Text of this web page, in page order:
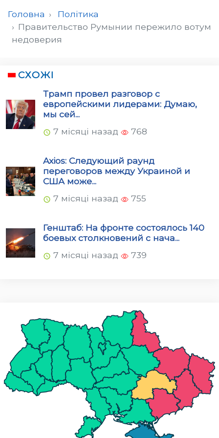
Головна
Політика
Правительство Румынии пережило вотум
недоверия
СХОЖІ
Трамп провел разговор с
европейскими лидерами: Думаю,
мы сей...
7 місяці назад
768
Axios: Следующий раунд
переговоров между Украиной и
США може...
7 місяці назад
755
Генштаб: На фронте состоялось 140
боевых столкновений с нача...
7 місяці назад
739